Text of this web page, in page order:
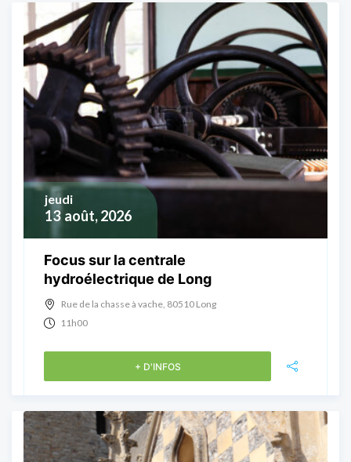
13 août, 2026
jeudi
Focus sur la centrale
hydroélectrique de Long
Rue de la chasse à vache, 80510 Long
11h00
+ D'INFOS